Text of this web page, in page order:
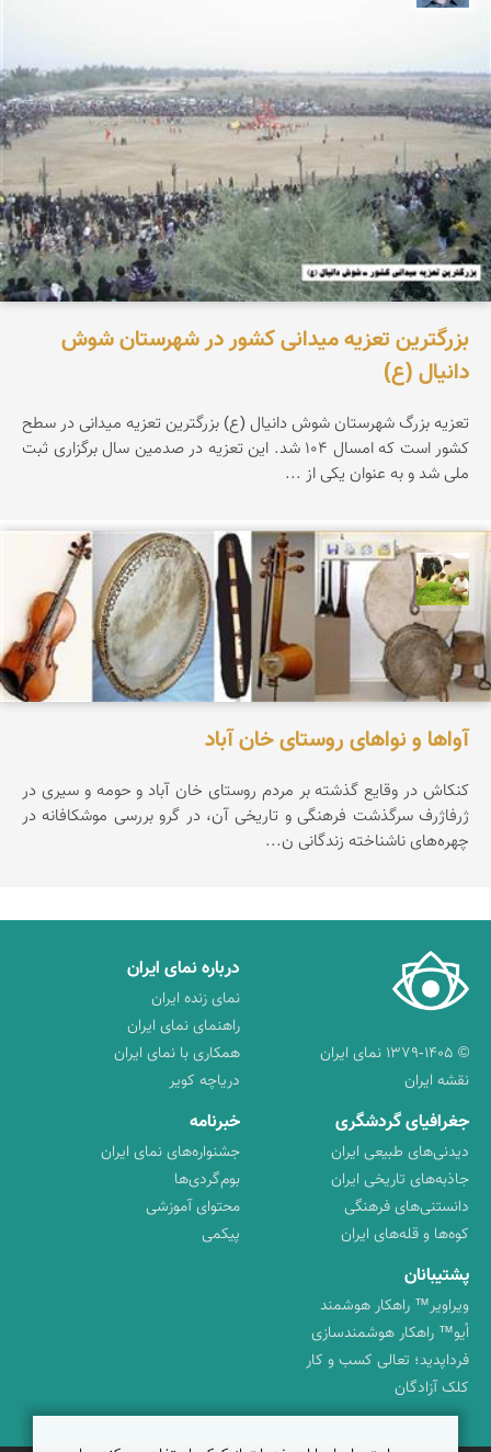
بزرگترین تعزیه میدانی كشور در شهرستان شوش
دانیال (ع)
تعزیه بزرگ شهرستان شوش دانیال (ع) بزرگترین تعزیه میدانی در سطح
كشور است كه امسال 104 شد. این تعزیه در صدمین سال برگزاری ثبت
ملی شد و به عنوان یكی از ...
تقی قاسمی
آواها و نواهای روستای خان آباد
کنکاش در وقایع گذشته بر مردم روستای خان آباد و حومه و سیری در
ژرفاژرف سرگذشت فرهنگی و تاریخی آن، در گرو بررسی موشکافانه در
چهره‌های ناشناخته زندگانی ن...
© ۱۳۷۹-۱۴۰۵ نمای ایران
نقشه ایران
درباره نمای ایران
نمای زنده ایران
راهنمای نمای ایران
همکاری با نمای ایران
دریاچه کویر
جغرافیای گردشگری
دیدنی‌های طبیعی ایران
جاذبه‌های تاریخی ایران
دانستنی‌های فرهنگی
کوه‌ها و قله‌های ایران
خبرنامه
جشنواره‌های نمای ایران
بوم‌گردی‌ها
محتوای آموزشی
پیکمی
پشتیبانان
ویراویر™ راهکار هوشمند
اُیو™ راهکار هوشمندسازی
فرداپدید؛ تعالی کسب و کار
کلک آزادگان